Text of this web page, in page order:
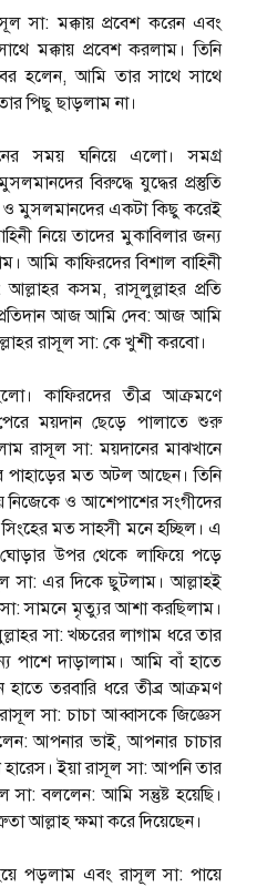
সা: মক্কায় প্রবেশ করেন এবং
মক্কায় প্রবেশ করলাম। তিনি
হলেন, আমি তার সাথে সাথে
পিছু ছাড়লাম না।
সময় ঘনিয়ে এলো। সমগ্র
বিরুদ্ধে যুদ্ধের প্রস্তুতি
ও মুসলমানদের একটা কিছু করেই
নিয়ে তাদের মুকাবিলার জন্য
আমি কাফিরদের বিশাল বাহিনী
কসম, রাসূলুল্লাহর প্রতি
আজ আমি দেব: আজ আমি
রাসূল সা: কে খুশী করবো।
কাফিরদের তীব্র আক্রমণে
ময়দান ছেড়ে পালাতে শুরু
রাসূল সা: ময়দানের মাঝখানে
পাহাড়ের মত অটল আছেন। তিনি
নিজেকে ও আশেপাশের সংগীদের
মত সাহসী মনে হচ্ছিল। এ
উপর থেকে লাফিয়ে পড়ে
সা: এর দিকে ছুটলাম। আল্লাহই
সামনে মৃত্যুর আশা করছিলাম।
সা: খচ্চরের লাগাম ধরে তার
দাড়ালাম। আমি বাঁ হাতে
তরবারি ধরে তীব্র আক্রমণ
সা: চাচা আব্বাসকে জিজ্ঞেস
আপনার ভাই, আপনার চাচার
ইয়া রাসূল সা: আপনি তার
সা: বললেন: আমি সন্তুষ্ট হয়েছি।
আল্লাহ ক্ষমা করে দিয়েছেন।
পড়লাম এবং রাসূল সা: পায়ে